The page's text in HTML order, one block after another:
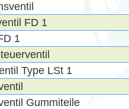
FD 1
1
Type LSt 1
Gummiteile